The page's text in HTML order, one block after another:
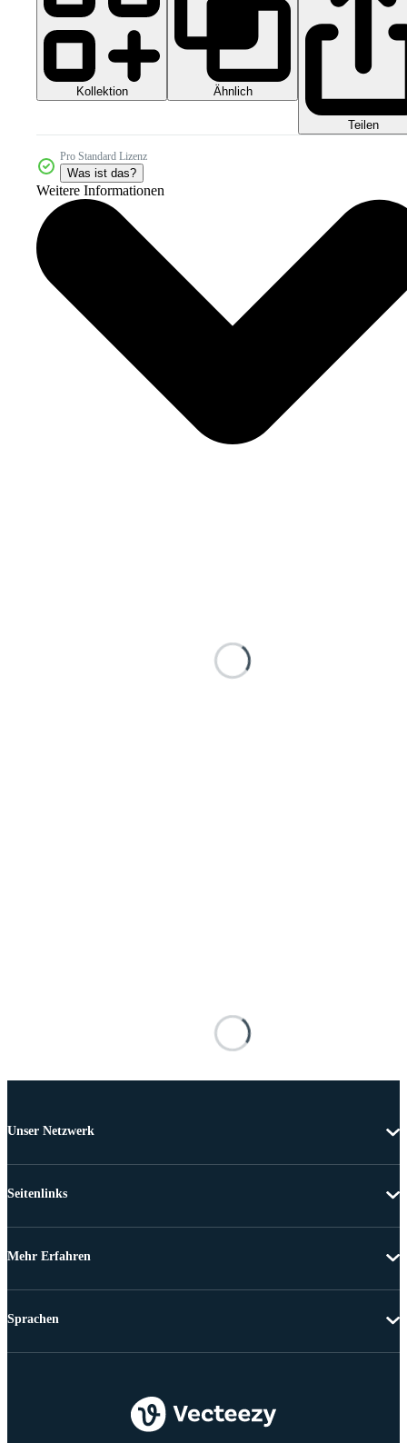
Kollektion Ähnlich
Teilen
Pro Standard Lizenz
Was ist das?
Weitere Informationen
Unser Netzwerk
Seitenlinks
Mehr Erfahren
Sprachen